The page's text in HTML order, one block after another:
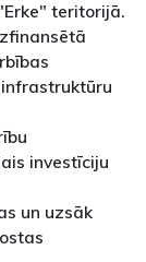
teritorijā.
investīciju
un uzsāk